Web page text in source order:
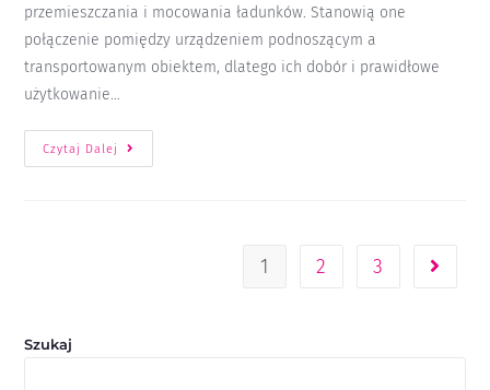
przemieszczania i mocowania ładunków. Stanowią one
połączenie pomiędzy urządzeniem podnoszącym a
transportowanym obiektem, dlatego ich dobór i prawidłowe
użytkowanie…
Czytaj Dalej
1 2 3
Szukaj